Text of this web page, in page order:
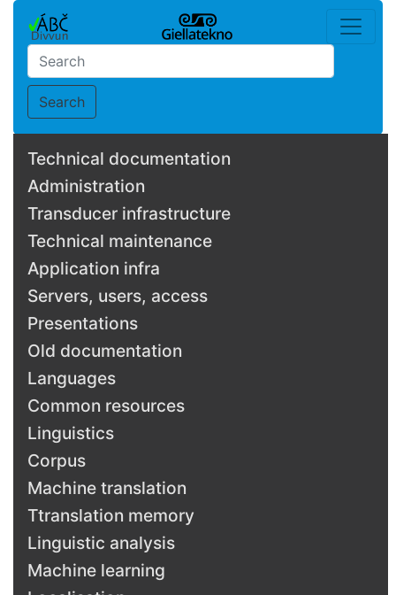
Search
Technical documentation
Administration
Transducer infrastructure
Technical maintenance
Application infra
Servers, users, access
Presentations
Old documentation
Languages
Common resources
Linguistics
Corpus
Machine translation
Ttranslation memory
Linguistic analysis
Machine learning